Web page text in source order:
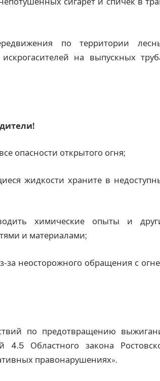
по территории
на выпускных
опасности открытого огня;
жидкости храните в
химические опыты и
и материалами;
за неосторожного обращения с
по предотвращению
4.5 Областного закона
правонарушениях».